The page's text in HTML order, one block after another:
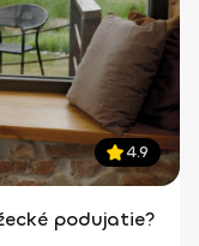
4.9
podujatie?